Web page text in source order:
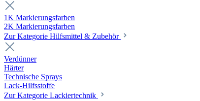
1K Markierungsfarben
2K Markierungsfarben
Zur Kategorie Hilfsmittel & Zubehör
Verdünner
Härter
Technische Sprays
Lack-Hilfsstoffe
Zur Kategorie Lackiertechnik